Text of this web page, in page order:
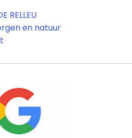
RELLEU
en natuur